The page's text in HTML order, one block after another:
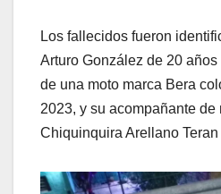
Los fallecidos fueron
Arturo González de 20
de una moto marca Bera
2023, y su acompañante de
Chiquinquira Arellano